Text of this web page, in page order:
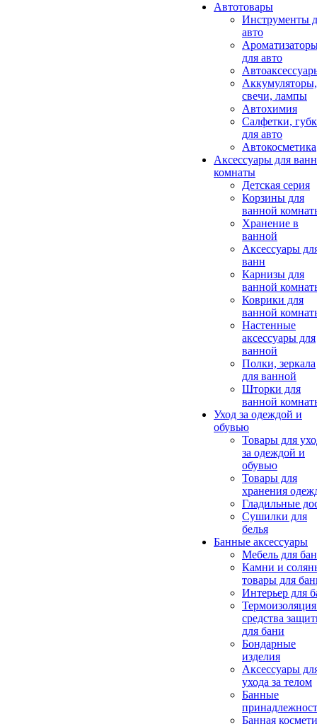
Автотовары
Инструменты
авто
для авто
Аккумуляторы,
свечи, лампы
Автохимия
Салфетки,
для авто
Автокосметика
Аксессуары для
комнаты
Детская серия
Корзины для
ванной
Хранение в
ванной
Аксессуары
ванн
Карнизы для
ванной
Коврики для
ванной
Настенные
аксессуары для
ванной
Полки, зеркала
для ванной
Шторки для
ванной
Уход за одеждой и
обувью
Товары для
за одеждой и
обувью
Товары для
хранения
Гладильные
Сушилки для
белья
Банные аксессуары
Мебель для
Камни и
товары для
Интерьер для
средства
для бани
Бондарные
изделия
Аксеcсуары
ухода за телом
Банные
Банная